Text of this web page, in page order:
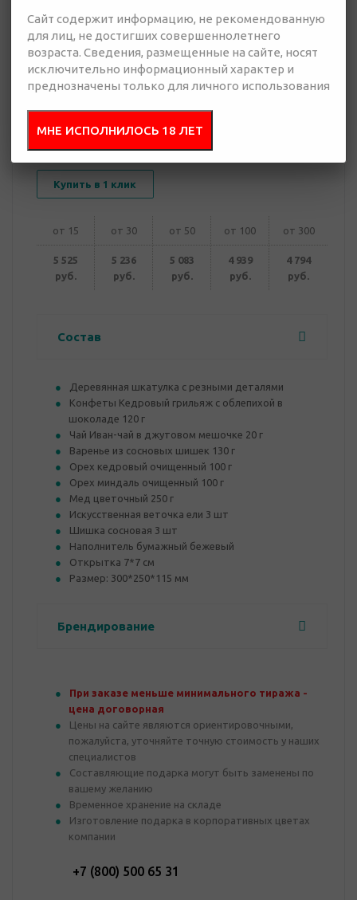
Отправить
запрос
Добавить в
презентацию
В корзину
Купить в 1 клик
от 15 от 30 от 50 от 100 от 300
5 525
руб.
5 236
руб.
5 083
руб.
4 939
руб.
4 794
руб.
Состав
Деревянная шкатулка с резными деталями
Конфеты Кедровый грильяж с облепихой в
шоколаде 120 г
Чай Иван-чай в джутовом мешочке 20 г
Варенье из сосновых шишек 130 г
Орех кедровый очищенный 100 г
Орех миндаль очищенный 100 г
Мед цветочный 250 г
Искусственная веточка ели 3 шт
Шишка сосновая 3 шт
Наполнитель бумажный бежевый
Открытка 7*7 см
Размер: 300*250*115 мм
Брендирование
При заказе меньше минимального тиража -
цена договорная
Цены на сайте являются ориентировочными,
пожалуйста, уточняйте точную стоимость у наших
специалистов
Составляющие подарка могут быть заменены по
вашему желанию
Временное хранение на складе
Изготовление подарка в корпоративных цветах
компании
+7 (800) 500 65 31
Сайт содержит информацию, не рекомендованную
для лиц, не достигших совершеннолетнего
возраста. Сведения, размещенные на сайте, носят
исключительно информационный характер и
преднозначены только для личного использования
МНЕ ИСПОЛНИЛОСЬ 18 ЛЕТ